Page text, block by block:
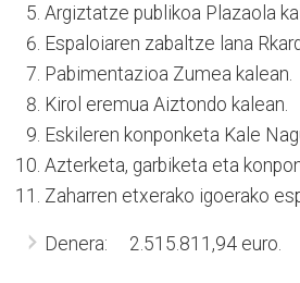
Argiztatze publikoa Plazaola
Espaloiaren zabaltze lana
Pabimentazioa Zumea
Kirol eremua Aiztondo
Eskileren konponketa Kale
Azterketa, garbiketa eta
Zaharren etxerako igoerako
Denera: 2.515.811,94 euro.